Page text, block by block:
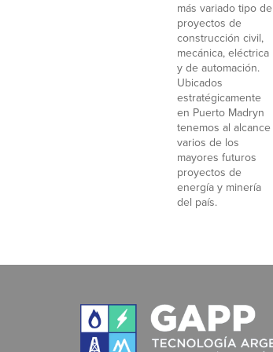
más variado tipo de
proyectos de
construcción civil,
mecánica, eléctrica
y de automación.
Ubicados
estratégicamente
en Puerto Madryn
tenemos al alcance
varios de los
mayores futuros
proyectos de
energía y minería
del país.